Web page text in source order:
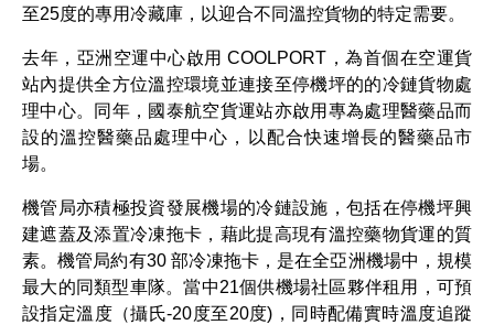
至25度的專用冷藏庫，以迎合不同溫控貨物的特定需要。
去年，亞洲空運中心啟用 COOLPORT，為首個在空運貨
站內提供全方位溫控環境並連接至停機坪的的冷鏈貨物處
理中心。同年，國泰航空貨運站亦啟用專為處理醫藥品而
設的溫控醫藥品處理中心，以配合快速增長的醫藥品市
場。
機管局亦積極投資發展機場的冷鏈設施，包括在停機坪興
建遮蓋及添置冷凍拖卡，藉此提高現有溫控藥物貨運的質
素。機管局約有30 部冷凍拖卡，是在全亞洲機場中，規模
最大的同類型車隊。當中21個供機場社區夥伴租用，可預
設指定溫度（攝氏-20度至20度)，同時配備實時溫度追蹤